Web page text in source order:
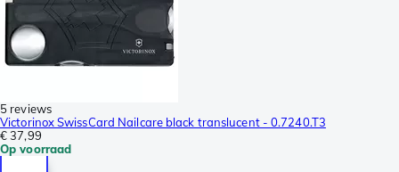
5 reviews
Victorinox SwissCard Nailcare black translucent - 0.7240.T3
€ 37,99
Op voorraad